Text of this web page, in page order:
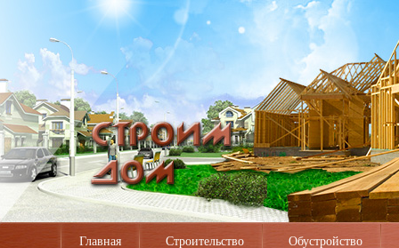
Главная Строительство Обустройство